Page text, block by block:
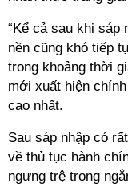
“Kể cả sau khi sáp
nền cũng khó tiếp
trong khoảng thời
mới xuất hiện
cao nhất.
Sau sáp nhập có
về thủ tục hành
ngưng trệ trong